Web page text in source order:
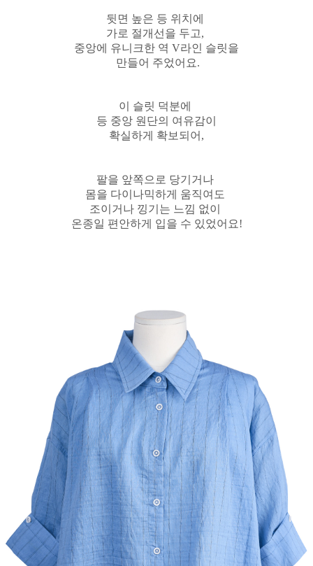
뒷면 높은 등 위치에
가로 절개선을 두고,
중앙에 유니크한 역 V라인 슬릿을
만들어 주었어요.
이 슬릿 덕분에
등 중앙 원단의 여유감이
확실하게 확보되어,
팔을 앞쪽으로 당기거나
몸을 다이나믹하게 움직여도
조이거나 낑기는 느낌 없이
온종일 편안하게 입을 수 있었어요!